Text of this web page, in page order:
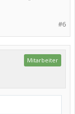
#6
Mitarbeiter